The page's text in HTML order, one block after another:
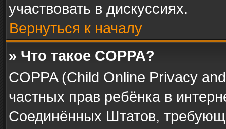
участвовать в дискуссиях.
Вернуться к началу
» Что такое COPPA?
COPPA (Child Online Privacy
частных прав ребёнка в
Соединённых Штатов,